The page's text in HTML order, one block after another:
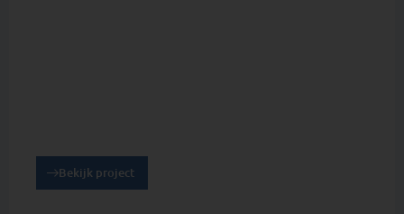
Bekijk project